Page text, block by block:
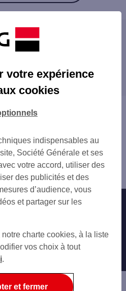
à proximité
D ORLEANS
D ORLEANS
BOURGES ROUTE DE LA CHARITE
Nous contacter
sites SG
votre expérience
cookies
indispensables au
Société Générale et ses
votre accord, utiliser des
des publicités et des
d’audience, vous
et partager sur les
charte cookies, à la liste
vos choix à tout
.
et fermer